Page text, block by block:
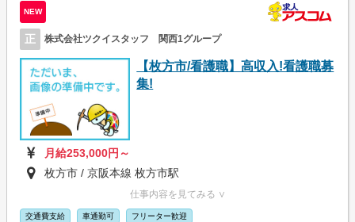
NEW
正 株式会社ツクイスタッフ 関西1グループ
【枚方市/看護職】高収入!看護職募
集!
月給253,000円～
枚方市 / 京阪本線 枚方市駅
仕事内容を見てみる ∨
交通費支給 車通勤可 フリーター歓迎